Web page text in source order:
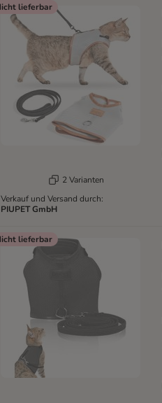
lieferbar
2 Varianten
Verkauf und Versand durch:
PIUPET GmbH
lieferbar